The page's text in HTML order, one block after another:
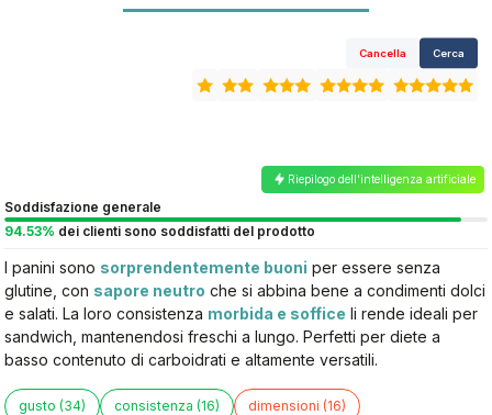
Cancella Cerca
Riepilogo dell'intelligenza artificiale
Soddisfazione generale
94.53% dei clienti sono soddisfatti del prodotto
I panini sono sorprendentemente buoni per essere senza
glutine, con sapore neutro che si abbina bene a condimenti dolci
e salati. La loro consistenza morbida e soffice li rende ideali per
sandwich, mantenendosi freschi a lungo. Perfetti per diete a
basso contenuto di carboidrati e altamente versatili.
gusto (34) consistenza (16) dimensioni (16)